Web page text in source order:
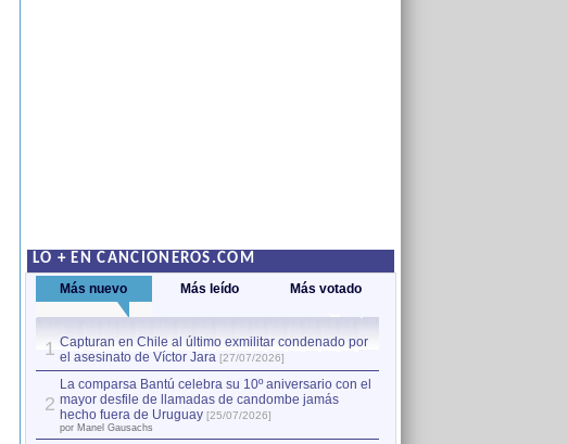
LO + EN CANCIONEROS.COM
Más nuevo Más leído Más votado
1 Capturan en Chile al último exmilitar condenado por
el asesinato de Víctor Jara [27/07/2026]
2
La comparsa Bantú celebra su 10º aniversario con el
mayor desfile de llamadas de candombe jamás
hecho fuera de Uruguay [25/07/2026]
por Manel Gausachs